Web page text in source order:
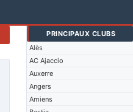
PRINCIPAUX CLUBS
Alès
AC Ajaccio
Auxerre
Angers
Amiens